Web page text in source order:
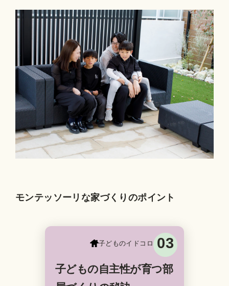
モンテッソーリな家づくりのポイント
子どものイドコロ 03
子どもの自主性が育つ部